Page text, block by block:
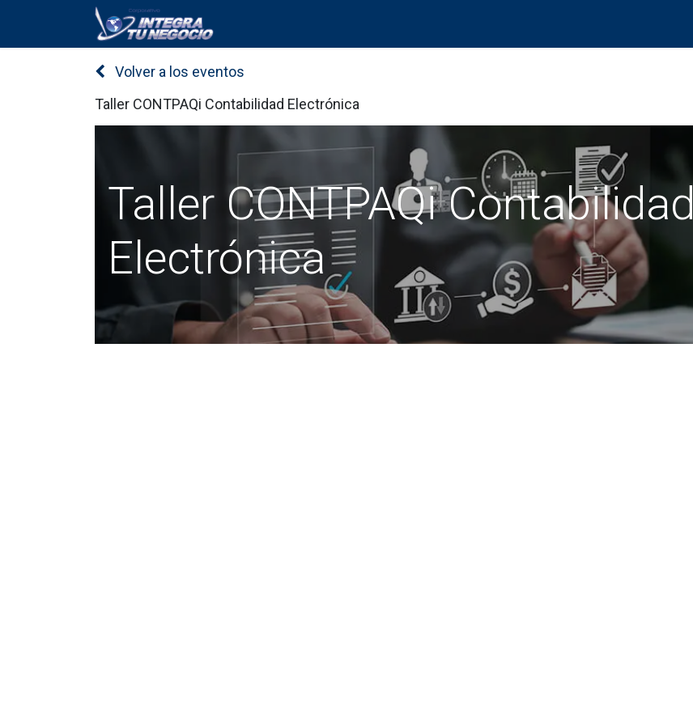
Volver a los eventos
Taller CONTPAQi Contabilidad Electrónica
Taller CONTPAQi Contabilidad
Electrónica